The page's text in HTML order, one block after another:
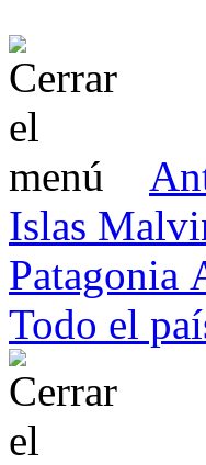
Islas
Patagonia
Todo el